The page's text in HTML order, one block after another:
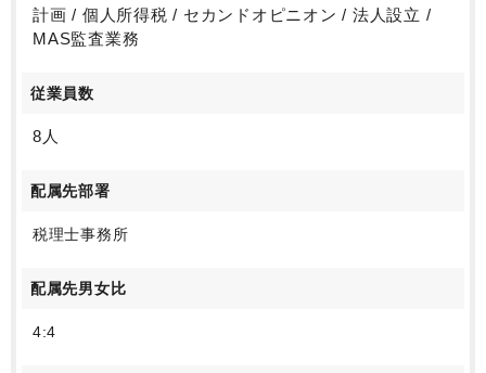
計画 / 個人所得税 / セカンドオピニオン / 法人設立 /
MAS監査業務
従業員数
8人
配属先部署
税理士事務所
配属先男女比
4:4